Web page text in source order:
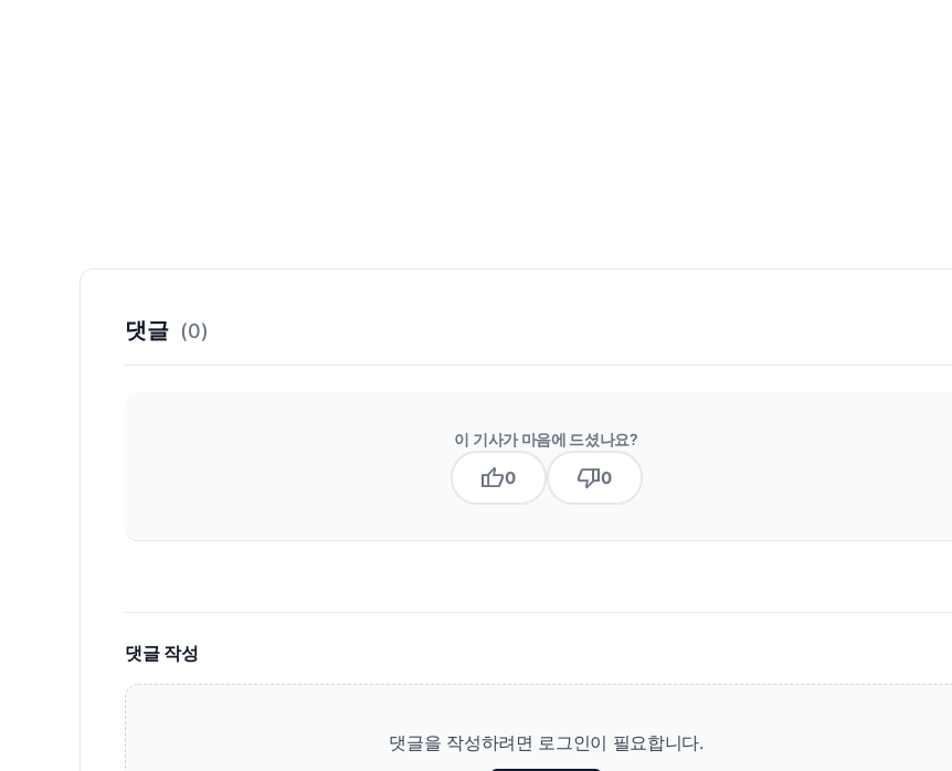
댓글 (0)
이 기사가 마음에 드셨나요?
thumb_up0 thumb_down0
댓글 작성
댓글을 작성하려면 로그인이 필요합니다.